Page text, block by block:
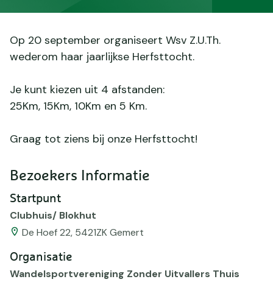
Op 20 september organiseert Wsv Z.U.Th.
wederom haar jaarlijkse Herfsttocht.
Je kunt kiezen uit 4 afstanden:
25Km, 15Km, 10Km en 5 Km.
Graag tot ziens bij onze Herfsttocht!
Bezoekers Informatie
Startpunt
Clubhuis/ Blokhut
De Hoef 22, 5421ZK Gemert
Organisatie
Wandelsportvereniging Zonder Uitvallers Thuis